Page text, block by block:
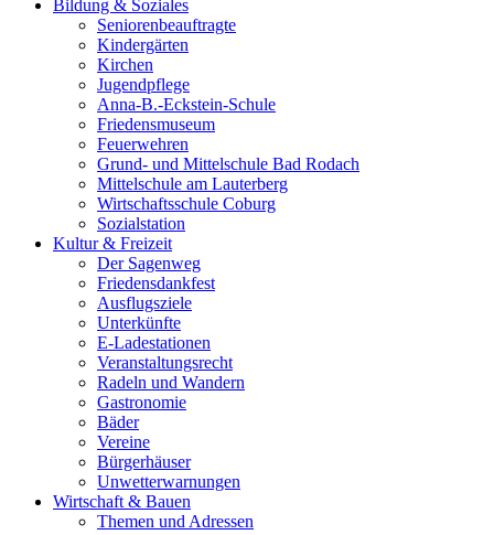
Bildung & Soziales
Seniorenbeauftragte
Kindergärten
Kirchen
Jugendpflege
Anna-B.-Eckstein-Schule
Friedensmuseum
Feuerwehren
Grund- und Mittelschule Bad Rodach
Mittelschule am Lauterberg
Wirtschaftsschule Coburg
Sozialstation
Kultur & Freizeit
Der Sagenweg
Friedensdankfest
Ausflugsziele
Unterkünfte
E-Ladestationen
Veranstaltungsrecht
Radeln und Wandern
Gastronomie
Bäder
Vereine
Bürgerhäuser
Unwetterwarnungen
Wirtschaft & Bauen
Themen und Adressen